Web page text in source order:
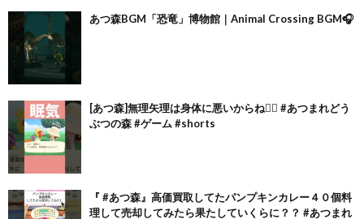
あつ森BGM「恐竜」博物館｜Animal Crossing BGM🎧
[あつ森]無理矢理は身体に悪いからね🙂‍↕️ #あつまれどう
ぶつの森 #ゲーム #shorts
『 #あつ森』高価買取してたパンプキンカレー４０個料
理して売却してみたら果たしていくらに？？ #あつまれ